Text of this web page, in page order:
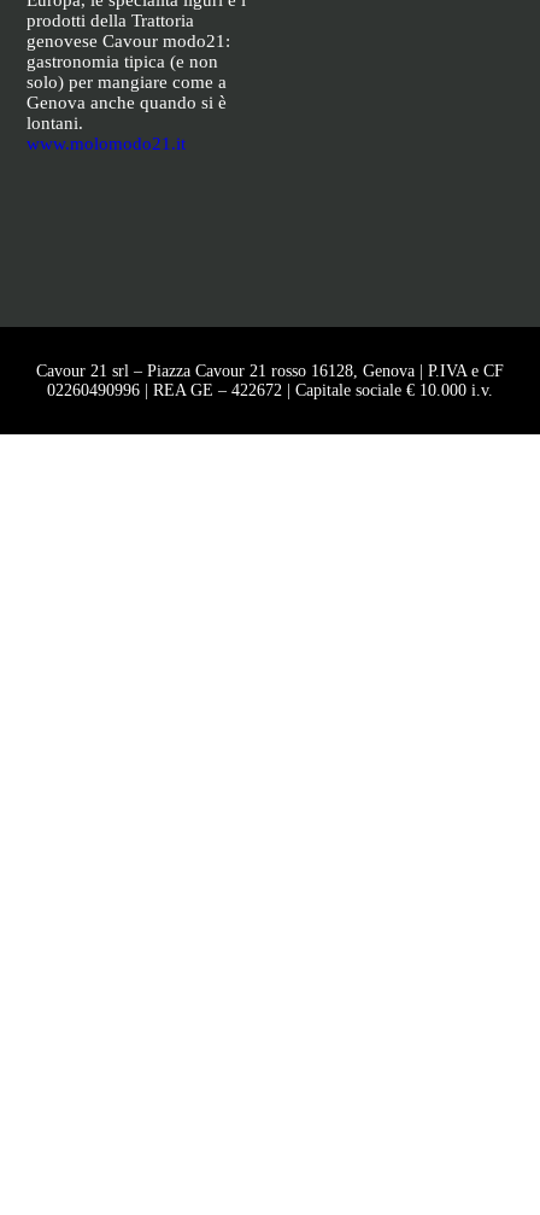
prodotti della Trattoria
genovese Cavour modo21:
gastronomia tipica (e non
solo) per mangiare come a
Genova anche quando si è
lontani.
www.molomodo21.it
Cavour 21 srl – Piazza Cavour 21 rosso 16128, Genova | P.IVA e CF
02260490996 | REA GE – 422672 | Capitale sociale € 10.000 i.v.